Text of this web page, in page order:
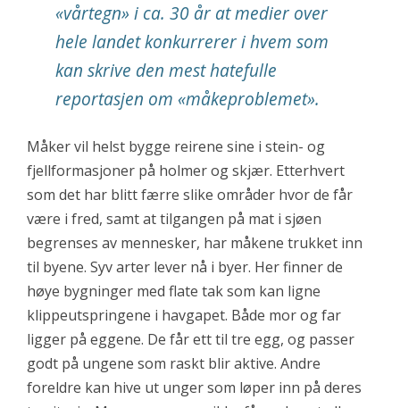
«vårtegn» i ca. 30 år at medier over
hele landet konkurrerer i hvem som
kan skrive den mest hatefulle
reportasjen om «måkeproblemet».
Måker vil helst bygge reirene sine i stein- og
fjellformasjoner på holmer og skjær. Etterhvert
som det har blitt færre slike områder hvor de får
være i fred, samt at tilgangen på mat i sjøen
begrenses av mennesker, har måkene trukket inn
til byene. Syv arter lever nå i byer. Her finner de
høye bygninger med flate tak som kan ligne
klippeutspringene i havgapet. Både mor og far
ligger på eggene. De får ett til tre egg, og passer
godt på ungene som raskt blir aktive. Andre
foreldre kan hive ut unger som løper inn på deres